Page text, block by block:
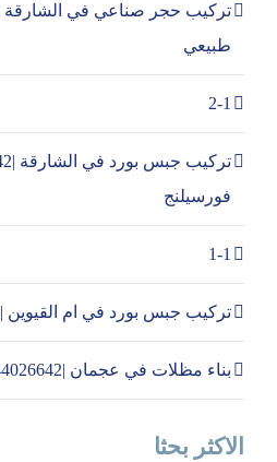
طبيعي
2-1
فورسيلنج
1-1
تركيب جبس بورد في ام القيوين |0544026642
بناء مظلات في عجمان |0544026642| مظلات سيارات
الاكثر بحثا